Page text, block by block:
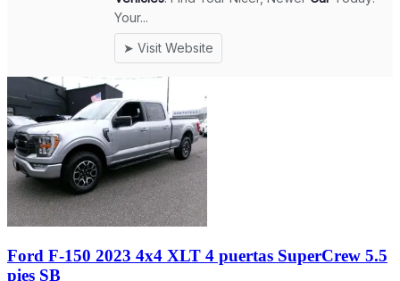
Ford F-150 2023 4x4 XLT 4 puertas SuperCrew 5.5
pies SB